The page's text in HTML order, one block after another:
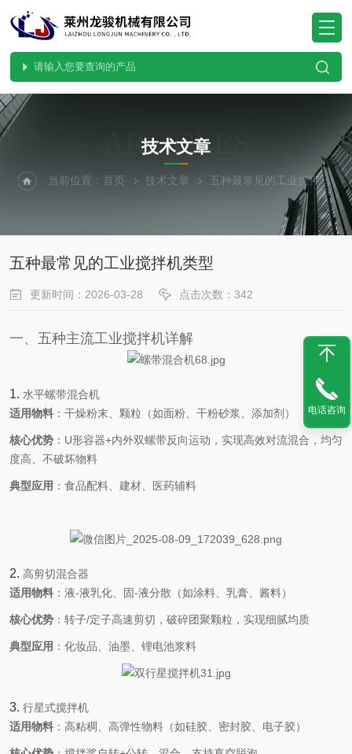
ARTICLES
技术文章
当前位置：首页 技术文章 五种最常见的工业搅拌机类型
五种最常见的工业搅拌机类型
更新时间：2026-03-28 点击次数：342
一、五种主流工业搅拌机详解
1. ‌ 水平螺带混合机
适用物料 ‌：干燥粉末、颗粒（如面粉、干粉砂浆、添加剂）
核心优势 ‌：U形容器+内外双螺带反向运动，实现高效对流混合，均匀
度高、不破坏物料
典型应用 ‌：食品配料、建材、医药辅料
2. ‌ 高剪切混合器
适用物料 ‌：液-液乳化、固-液分散（如涂料、乳膏、酱料）
核心优势 ‌：转子/定子高速剪切，破碎团聚颗粒，实现细腻均质
典型应用 ‌：化妆品、油墨、锂电池浆料
3. ‌ 行星式搅拌机
适用物料 ‌：高粘稠、高弹性物料（如硅胶、密封胶、电子胶）
电话咨询